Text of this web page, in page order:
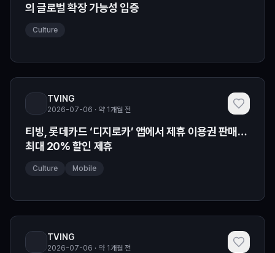
의 글로벌 확장 가능성 입증
Culture
TVING
2026-07-06 · 약 1개월 전
티빙, 롯데카드 ‘디지로카’ 앱에서 제휴 이용권 판매…
최대 20% 할인 제휴
Culture Mobile
TVING
2026-07-06 · 약 1개월 전